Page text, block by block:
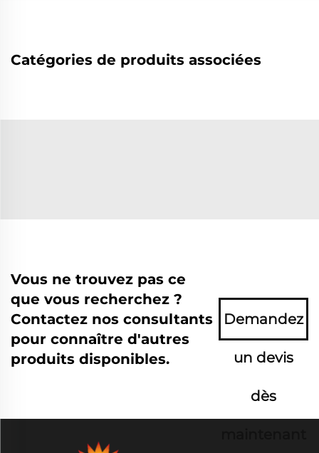
Catégories de produits associées
Vous ne trouvez pas ce
que vous recherchez ?
Contactez nos consultants
pour connaître d'autres
produits disponibles.
Demandez
un devis
dès